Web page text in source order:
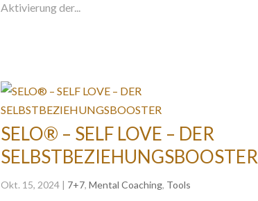
Aktivierung der...
SELO® – SELF LOVE – DER
SELBSTBEZIEHUNGSBOOSTER
Okt. 15, 2024 | 7+7,Mental Coaching, Tools